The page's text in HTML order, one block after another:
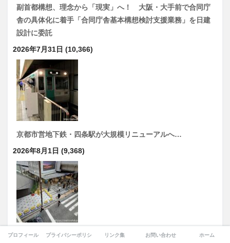
副首都構想、理念から「現実」へ！ 大阪・大手前で合同庁
舎の具体化に着手「合同庁舎基本構想検討支援業務」を日建
設計に委託
2026年7月31日 (10,366)
京都市営地下鉄・四条駅が大規模リニューアルへ…
2026年8月1日 (9,368)
大阪駅「排除アート」炎上は何だったのか？本当に危険だっ
プロフィール プライバシーポリシー リンク集 お問い合わせ ホーム